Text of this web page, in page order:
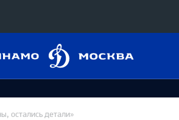
остались детали»